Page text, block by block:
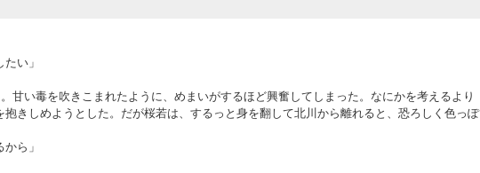
い」
甘い毒を吹きこまれたように、めまいがするほど興奮してしまった。なにかを考えるより
抱きしめようとした。だが桜若は、するっと身を翻して北川から離れると、恐ろしく色っぽ
ら」